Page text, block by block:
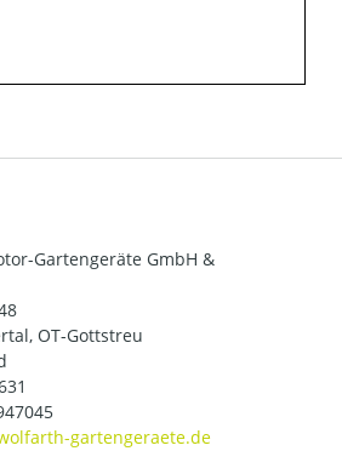
Gartengeräte GmbH &
OT-Gottstreu